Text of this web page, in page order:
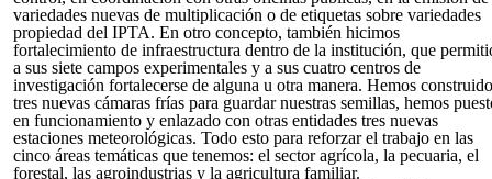
variedades nuevas de multiplicación o de etiquetas sobre variedades
propiedad del IPTA. En otro concepto, también hicimos
fortalecimiento de infraestructura dentro de la institución, que
a sus siete campos experimentales y a sus cuatro centros de
investigación fortalecerse de alguna u otra manera. Hemos construido
tres nuevas cámaras frías para guardar nuestras semillas, hemos
en funcionamiento y enlazado con otras entidades tres nuevas
estaciones meteorológicas. Todo esto para reforzar el trabajo en las
cinco áreas temáticas que tenemos: el sector agrícola, la pecuaria, el
forestal, las agroindustrias y la agricultura familiar.